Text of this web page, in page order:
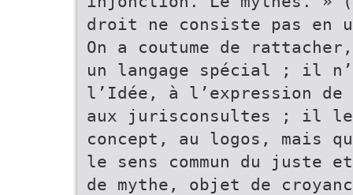
droit ne consiste pas en
On a coutume de
un langage spécial ; il
l’Idée, à l’expression
aux jurisconsultes ; il
concept, au logos, mais
le sens commun du
de mythe, objet de